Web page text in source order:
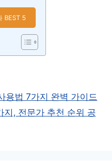
BEST 5
용법 7가지 완벽 가이드
지, 전문가 추천 순위 공